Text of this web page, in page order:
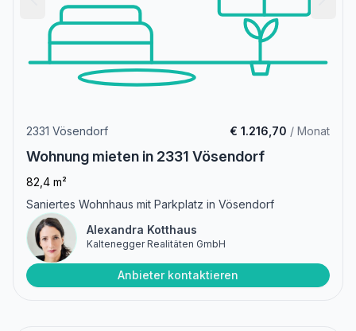
2331 Vösendorf € 1.216,70 / Monat
Wohnung mieten in 2331 Vösendorf
82,4 m²
Saniertes Wohnhaus mit Parkplatz in Vösendorf
Alexandra Kotthaus
Kaltenegger Realitäten GmbH
Anbieter kontaktieren